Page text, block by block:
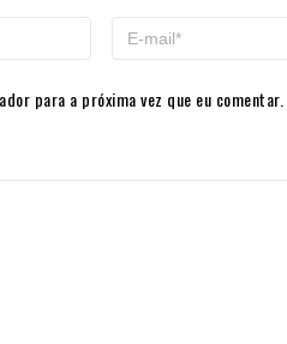
para a próxima vez que eu comentar.